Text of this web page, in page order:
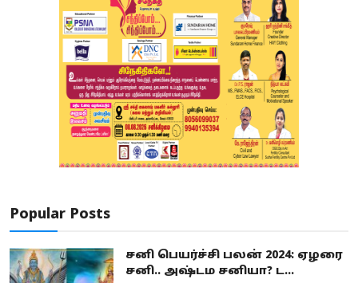
Popular Posts
சனி பெயர்ச்சி பலன் 2024: ஏழரை
சனி.. அஷ்டம சனியா? ட...